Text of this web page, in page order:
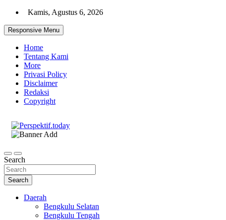
Skip
content
Kamis, Agustus 6, 2026
Responsive Menu
Home
Tentang Kami
More
Privasi Policy
Disclaimer
Redaksi
Copyright
Search
Search
Daerah
Bengkulu Selatan
Bengkulu Tengah